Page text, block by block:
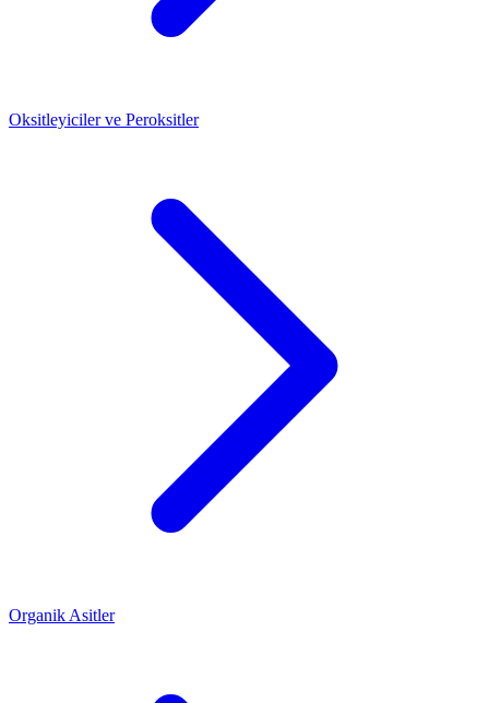
Oksitleyiciler ve Peroksitler
Organik Asitler